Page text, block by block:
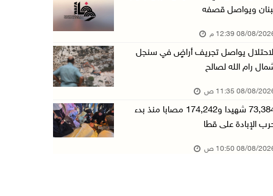
"فانا": الثقافة البحرينية تـصون الهوية الوطني ...
مستعمرون إرهابيون يهاجمون منزلا ويقتحمون مناط ...
ويواصل قصفه
08/2026 12:39 م
يواصل تجريف أراضٍ في سنجل
رام الله لصالح
08/2026 11:35 ص
73,384 شهيدا و174,242 مصابا منذ بدء
الإبادة على قطا
08/2026 10:50 ص